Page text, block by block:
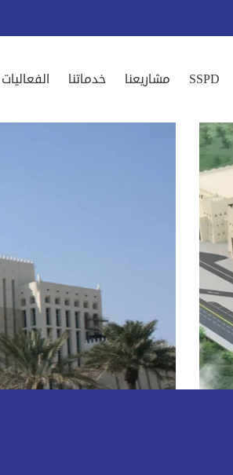
SSPD مشاريعنا خدماتنا الفعاليات